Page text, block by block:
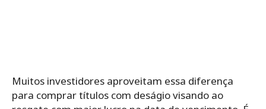
Muitos investidores aproveitam essa diferença
para comprar títulos com deságio visando ao